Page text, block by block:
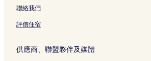
聯絡我們
評價住宿
供應商、聯盟夥伴及媒體